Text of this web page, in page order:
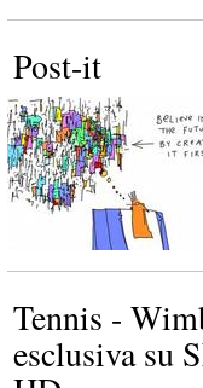
Post-it
Tennis -
esclusiva su